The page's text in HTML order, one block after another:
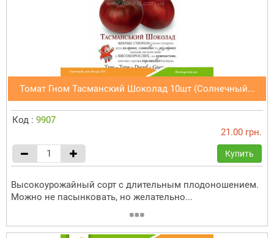
Томат Гном Тасманский Шоколад 10шт (Солнечный...
Код : 9907
21.00 грн.
Купить
Высокоурожайный сорт с длительным плодоношением.
Можно не пасынковать, но желательно...